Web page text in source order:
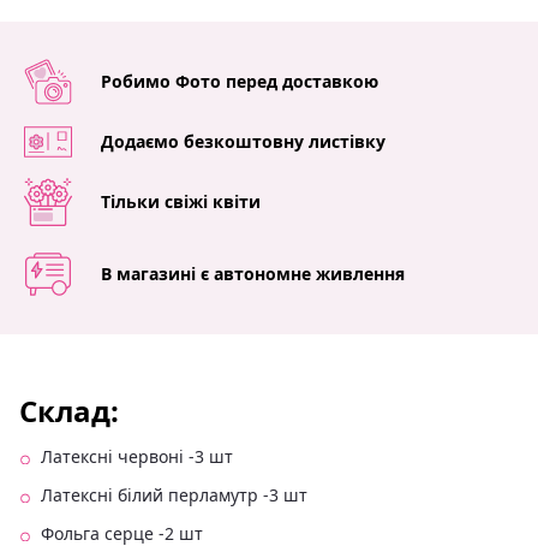
Робимо Фото перед доставкою
Додаємо безкоштовну листівку
Тільки свіжі квіти
В магазині є автономне живлення
Склад:
Латексні червоні -3 шт
Латексні білий перламутр -3 шт
Фольга серце -2 шт